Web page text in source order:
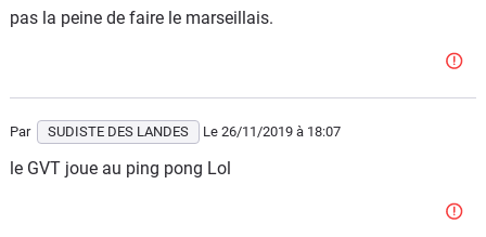
Pompidou "Mais cessez donc d'emmerder les Français"
Méditez plutôt que depuis 1990, la France a par habitant
réduit ses émissions de cO2 de plus de 20% (dans le
par SEPT) et que depuis 20 ans la pollution des véhicules
pas la peine de faire le marseillais.
Par SUDISTE DES LANDES Le 26/11/2019 à 18:07
le GVT joue au ping pong Lol